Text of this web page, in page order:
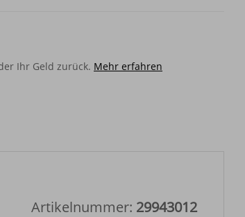
Ihr Geld zurück. Mehr erfahren
Artikelnummer: 29943012